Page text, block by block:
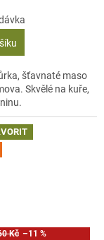
šťavnaté maso
Skvělé na kuře,
Kč –11 %